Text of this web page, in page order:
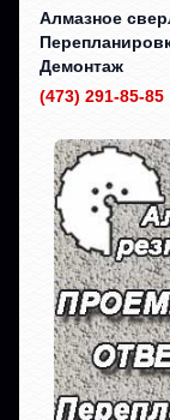
Алмазное
Демонтаж
(473) 291-85-85